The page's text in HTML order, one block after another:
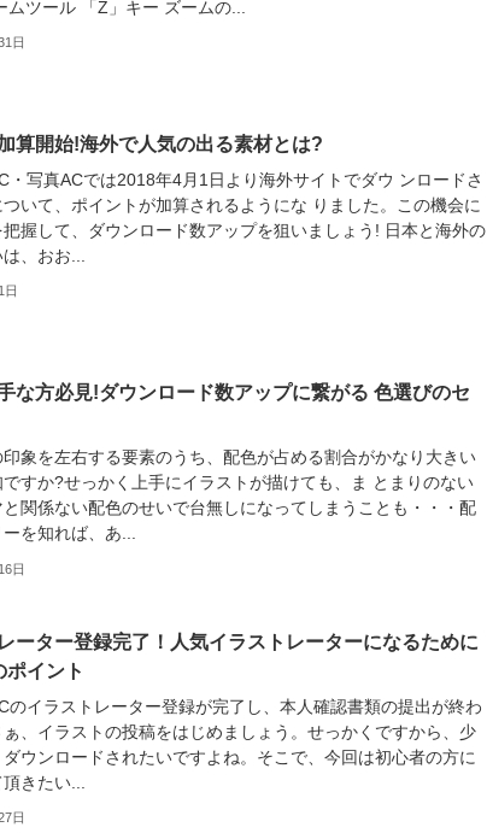
ムツール 「Z」キー ズームの...
日
算開始!海外で人気の出る素材とは?
・写真ACでは2018年4月1日より海外サイトでダウ ンロードさ
いて、ポイントが加算されるようにな りました。この機会に
握して、ダウンロード数アップを狙いましょう! 日本と海外の
、おお...
日
な方必見!ダウンロード数アップに繋がる 色選びのセ
象を左右する要素のうち、配色が占める割合がかなり大きい
すか?せっかく上手にイラストが描けても、ま とまりのない
関係ない配色のせいで台無しになってしまうことも・・・配
を知れば、あ...
日
ーター登録完了！人気イラストレーターになるために
ポイント
のイラストレーター登録が完了し、本人確認書類の提出が終わ
ぁ、イラストの投稿をはじめましょう。せっかくですから、少
ダウンロードされたいですよね。そこで、今回は初心者の方に
きたい...
日